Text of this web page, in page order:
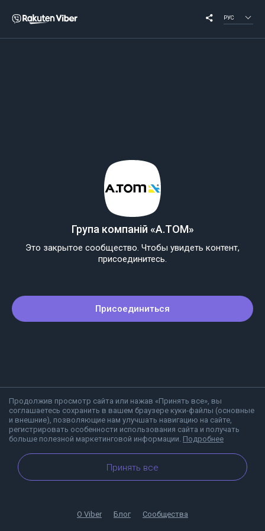
РУС
Продолжив просмотр сайта или нажав «Принять все», вы
соглашаетесь сохранить в вашем браузере куки-файлы (основные
и внешние), позволяющие нам улучшать навигацию на сайте,
регистрировать особенности использования сайта и получать
больше полезной маркетинговой информации. Подробнее
Принять все
Група компаній «А.ТОМ»
Это закрытое сообщество. Чтобы увидеть контент,
присоединитесь.
Присоединиться
О Viber Блог Сообщества